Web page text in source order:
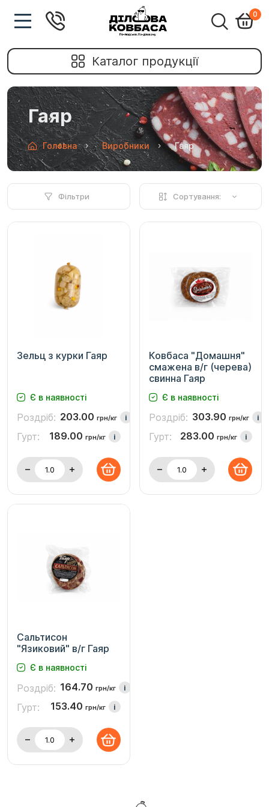
0
Каталог продукції
Гаяр
Головна Виробники Гаяр
Фільтри Сортування:
Зельц з курки Гаяр
Є в наявності
Роздріб: 203.00 грн/кг i
Гурт: 189.00 грн/кг i
Ковбаса "Домашня"
смажена в/г (черева)
свинна Гаяр
Є в наявності
Роздріб: 303.90 грн/кг i
Гурт: 283.00 грн/кг i
Сальтисон
"Язиковий" в/г Гаяр
Є в наявності
Роздріб: 164.70 грн/кг i
Гурт: 153.40 грн/кг i